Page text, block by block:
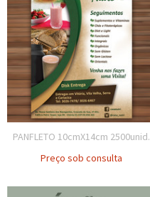
PANFLETO 10cmX14cm 2500unid.
Preço sob consulta